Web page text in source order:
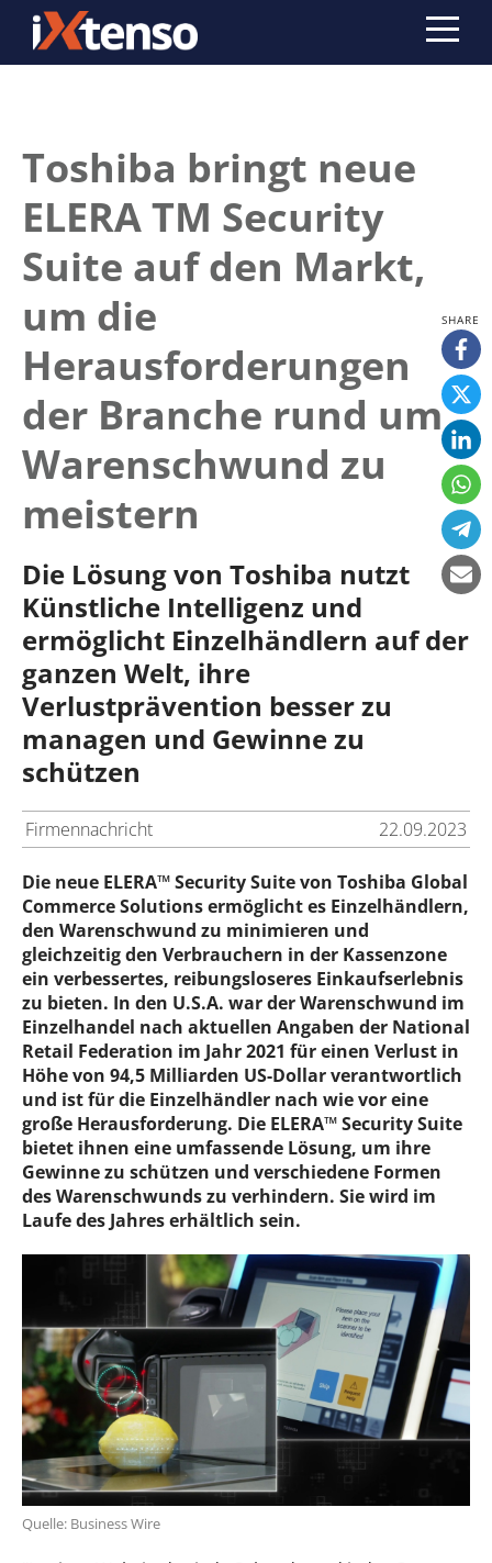
Toshiba bringt neue
ELERA TM Security
Suite auf den Markt,
um die
Herausforderungen
der Branche rund um
Warenschwund zu
meistern
Die Lösung von Toshiba nutzt
Künstliche Intelligenz und
ermöglicht Einzelhändlern auf der
ganzen Welt, ihre
Verlustprävention besser zu
managen und Gewinne zu
schützen
Firmennachricht 22.09.2023
Die neue ELERA™ Security Suite von Toshiba Global
Commerce Solutions ermöglicht es Einzelhändlern,
den Warenschwund zu minimieren und
gleichzeitig den Verbrauchern in der Kassenzone
ein verbessertes, reibungsloseres Einkaufserlebnis
zu bieten. In den U.S.A. war der Warenschwund im
Einzelhandel nach aktuellen Angaben der National
Retail Federation im Jahr 2021 für einen Verlust in
Höhe von 94,5 Milliarden US-Dollar verantwortlich
und ist für die Einzelhändler nach wie vor eine
große Herausforderung. Die ELERA™ Security Suite
bietet ihnen eine umfassende Lösung, um ihre
Gewinne zu schützen und verschiedene Formen
des Warenschwunds zu verhindern. Sie wird im
Laufe des Jahres erhältlich sein.
Quelle: Business Wire